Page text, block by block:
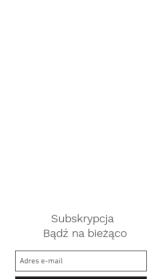
Subskrypcja
Bądź na bieżąco